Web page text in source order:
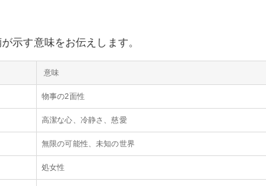
示す意味をお伝えします。
意味
物事の2面性
高潔な心、冷静さ、慈愛
無限の可能性、未知の世界
処女性